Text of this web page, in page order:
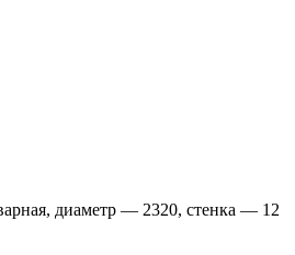
диаметр — 2320, стенка — 12